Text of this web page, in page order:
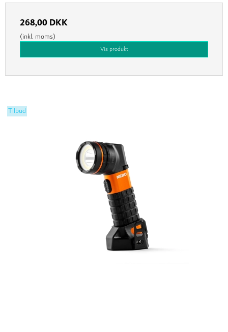
268,00 DKK
(inkl. moms)
Vis produkt
Tilbud